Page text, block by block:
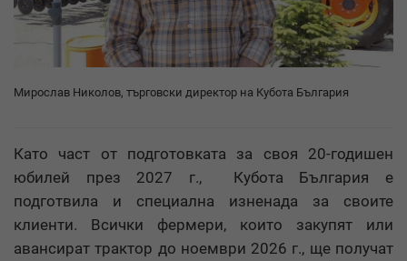
Мирослав Николов, търговски директор на Кубота България
Като част от подготовката за своя 20-годишен
юбилей през 2027 г., Кубота България е
подготвила и специална изненада за своите
клиенти. Всички фермери, които закупят или
авансират трактор до ноември 2026 г., ще получат